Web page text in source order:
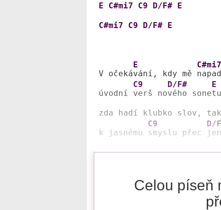
E C#mi7 C9 D/F# E
C#mi7 C9 D/F# E
V očeká
E
vání, kdy mě
C#mi7
úvodní
C9
verš no
D/F#
vého sone
E
zda hadí klubko slov, tak
k jasnému
C9
smyslu přec
D/
Celou píseň